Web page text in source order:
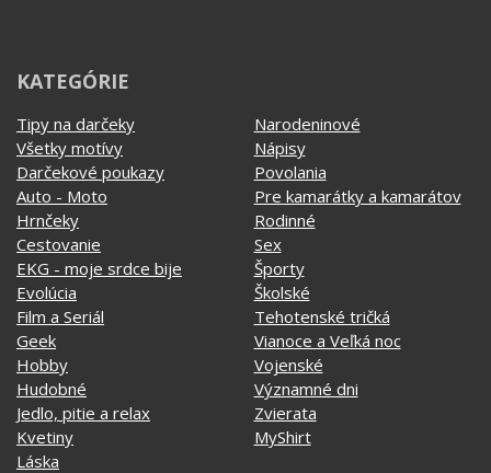
KATEGÓRIE
Tipy na darčeky
Všetky motívy
Darčekové poukazy
Auto - Moto
Hrnčeky
Cestovanie
EKG - moje srdce bije
Evolúcia
Film a Seriál
Geek
Hobby
Hudobné
Jedlo, pitie a relax
Kvetiny
Láska
Narodeninové
Nápisy
Povolania
Pre kamarátky a kamarátov
Rodinné
Sex
Športy
Školské
Tehotenské tričká
Vianoce a Veľká noc
Vojenské
Významné dni
Zvierata
MyShirt